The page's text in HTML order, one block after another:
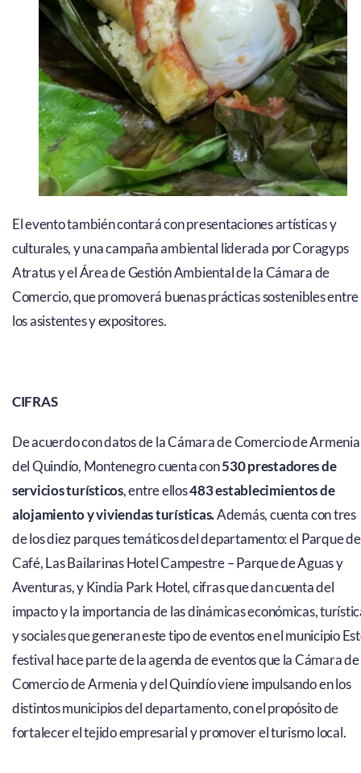
El evento también contará con presentaciones artísticas y
culturales, y una campaña ambiental liderada por Coragyps
Atratus y el Área de Gestión Ambiental de la Cámara de
Comercio, que promoverá buenas prácticas sostenibles entre
los asistentes y expositores.
CIFRAS
De acuerdo con datos de la Cámara de Comercio de
del Quindío, Montenegro cuenta con530 prestadores de
servicios turísticos, entre ellos483 establecimientos de
alojamiento y viviendas turísticas.Además, cuenta con tres
de los diez parques temáticos del departamento: el Parque
Café, Las Bailarinas Hotel Campestre – Parque de Aguas y
Aventuras, y Kindia Park Hotel, cifras que dan cuenta del
impacto y la importancia de las dinámicas económicas,
y sociales que generan este tipo de eventos en el municipio
festival hace parte de la agenda de eventos que la Cámara de
Comercio de Armenia y del Quindío viene impulsando en los
distintos municipios del departamento, con el propósito de
fortalecer el tejido empresarial y promover el turismo local.